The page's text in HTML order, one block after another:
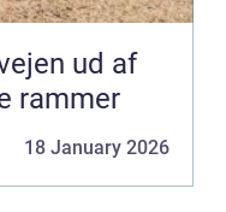
ud af
rammer
18 January 2026